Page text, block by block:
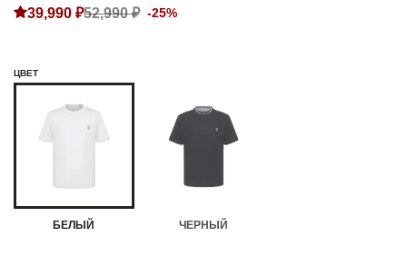
39,990 ₽52,990 ₽ -25%
ЦВЕТ
БЕЛЫЙ ЧЕРНЫЙ